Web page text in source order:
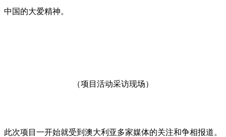
中国的大爱精神。
（项目活动采访现场）
此次项目一开始就受到澳大利亚多家媒体的关注和争相报道。